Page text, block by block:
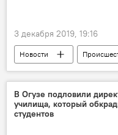
3 декабря 2019, 19:16
Новости
артиллерийский снаряд
Ясамальский район
В Огузе подловили
училища, который
студентов